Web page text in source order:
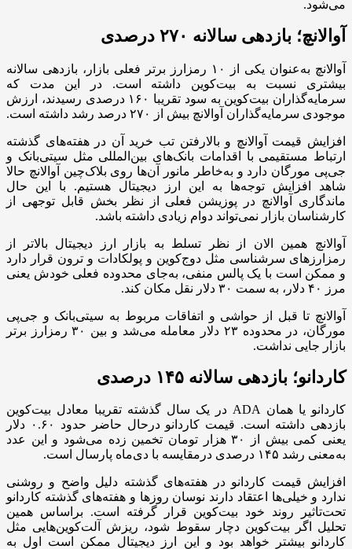
می‌شود.
آوالانچ؛ بازدهی سالانه ۲۷۰ درصدی
آوالانچ به‌عنوان یکی از ۱۰ رمزارز برتر فعلی بازار، بازدهی سالانه
بیشتری نسبت به بیت‌کوین داشته است. در این مدت که
سرمایه‌گذاران بیت‌کوین به سود تقریبا ۱۶۰ درصدی رسیدند، ارزش
موجودی سرمایه‌گذاران آوالانچ بیش از ۲۷۰ درصد رشد داشته است.
افزایش قیمت آوالانچ و بالارفتن تب خرید آن در هفته‌های گذشته
ارتباط مستقیمی با اقدامات بانک‌های بین‌المللی مثل سیتی‌بانک و
جی‌پی مورگان دارد و به‌خاطر مانور آن‌ها روی بلاک‌چین آوالانچ حالا
شاهد افزایش توجه‌ها به این ارز دیجیتال هستیم. با این حال
ماندگاری آوالانچ در پوزیشن فعلی از نظر بخش قابل توجهی از
کارشناسان بازار نمی‌تواند دوام زیادی داشته باشد.
آوالانچ همین الان از نظر تسلط به بازار ارز دیجیتال بالاتر از
رمزارزهای سرشناسی مثل دوج‌کوین و پولکادات و ترون قرار دارد
و ممکن است با یک پالس منفی، به‌جای محدوده فعلی خودش یعنی
مرز ۴۰ دلار، به سمت ۳۰ دلار نقل مکان کند.
آوالانچ تا قبل از حواشی و اتفاقات مربوط به سیتی‌بانک و جی‌پی
مورگان، در محدوده ۲۳ دلار معامله می‌شد و بین ۳۰ رمزارز برتر
بازار جایی نداشت.
کاردانو؛ بازدهی سالانه ۱۴۵ درصدی
کاردانو یا همان ADA در یک سال گذشته تقریبا معادل بیت‌کوین
بازدهی داشته است. قیمت کاردانو درحال حاضر حدود ۰.۶۰ دلار
یعنی کمی بیش از ۳۰ هزار تومان تخمین زده می‌شود و این عدد
به‌معنی رشد ۱۴۵ درصدی درمقایسه با دی‌ماه پارسال است.
افزایش قیمت کاردانو در هفته‌های گذشته دلیل واضح و روشنی
ندارد و خیلی‌ها اعتقاد دارند نوسان روزها و هفته‌های گذشته کاردانو
تحت‌تاثیر روند خود بیت‌کوین قرار گرفته است. براساس همین
تحلیل اگر بیت‌کوین دچار سقوط شود، ریزش آلت‌کوین‌هایی مثل
کاردانو بیشتر خواهد بود و این ارز دیجیتال ممکن است اول به